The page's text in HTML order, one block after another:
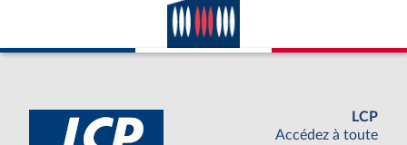
LCP
Accédez à toute